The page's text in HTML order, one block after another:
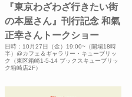
『東京わざわざ行きたい街
の本屋さん』刊行記念 和氣
正幸さんトークショー
日時：10月27日（金）19:00~（開場18時
半）@カフェ＆ギャラリー・キューブリッ
ク（東区箱崎1-5-14 ブックスキューブリッ
ク箱崎店2F）